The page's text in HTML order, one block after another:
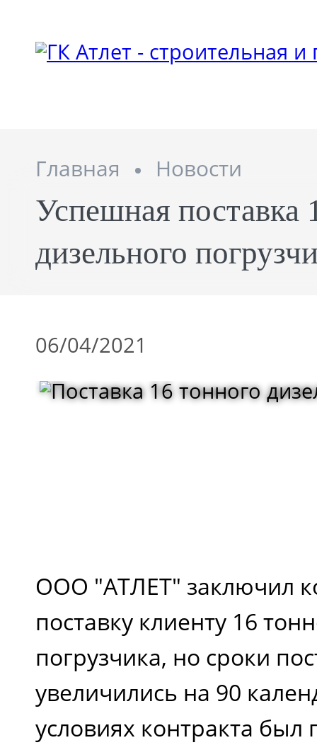
Главная Новости
Успешная поставка
дизельного
06/04/2021
ООО "АТЛЕТ" заключил
поставку клиенту 16
погрузчика, но сроки
увеличились на 90
условиях контракта был